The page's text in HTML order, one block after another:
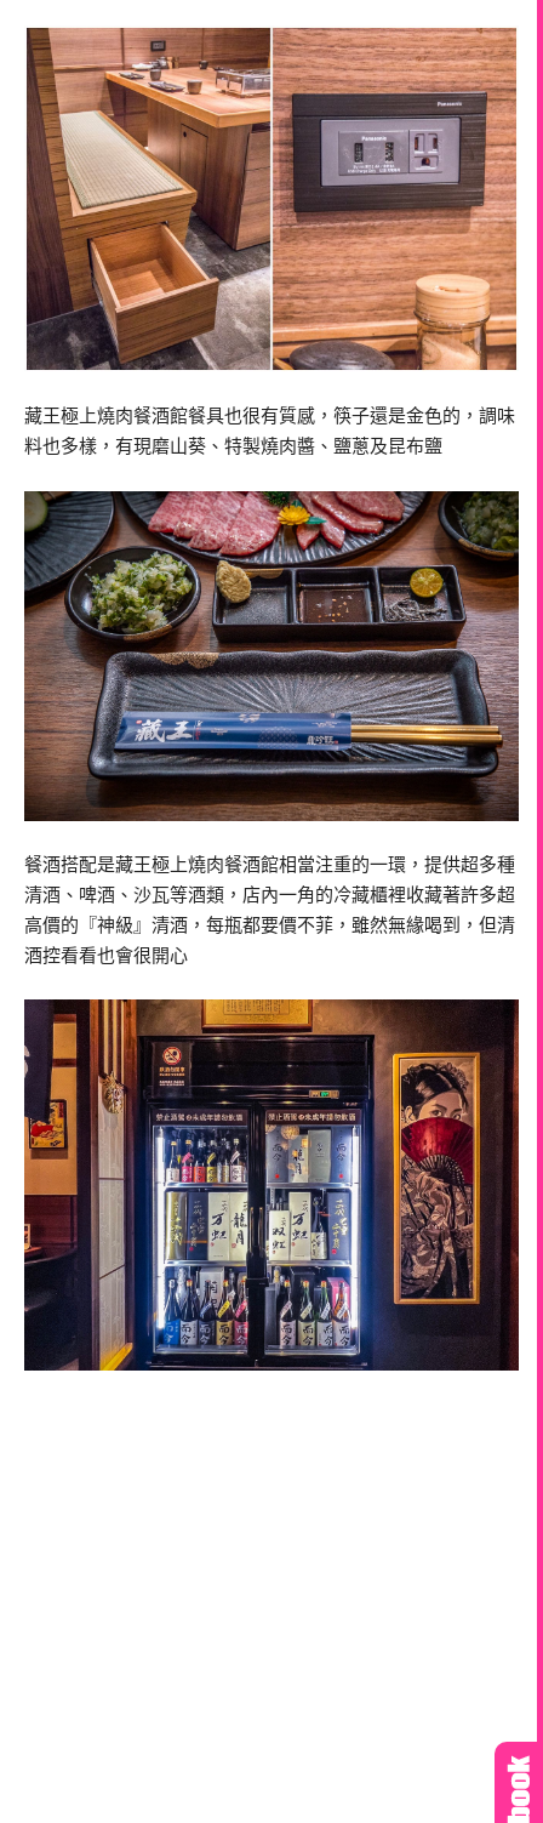
藏王極上燒肉餐酒館餐具也很有質感，筷子還是金色的，調味
料也多樣，有現磨山葵、特製燒肉醬、鹽蔥及昆布鹽
餐酒搭配是藏王極上燒肉餐酒館相當注重的一環，提供超多種
清酒、啤酒、沙瓦等酒類，店內一角的冷藏櫃裡收藏著許多超
高價的『神級』清酒，每瓶都要價不菲，雖然無緣喝到，但清
酒控看看也會很開心